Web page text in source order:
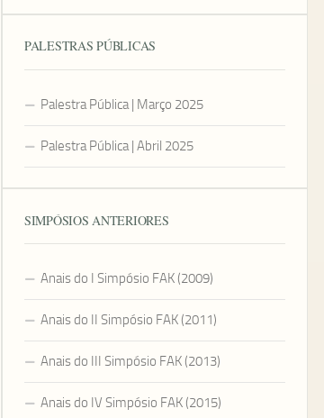
PALESTRAS PÚBLICAS
Palestra Pública | Março 2025
Palestra Pública | Abril 2025
SIMPÓSIOS ANTERIORES
Anais do I Simpósio FAK (2009)
Anais do II Simpósio FAK (2011)
Anais do III Simpósio FAK (2013)
Anais do IV Simpósio FAK (2015)